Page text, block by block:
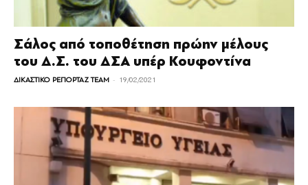
Σάλος από τοποθέτηση πρώην μέλους
του Δ.Σ. του ΔΣΑ υπέρ Κουφοντίνα
ΔΙΚΑΣΤΙΚΟ ΡΕΠΟΡΤΑΖ TEAM - 19/02/2021